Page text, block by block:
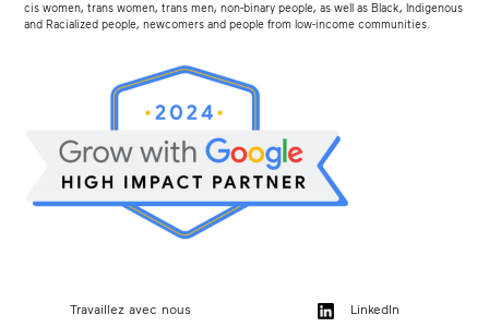
cis women, trans women, trans men, non-binary people, as well as Black, Indigenous
and Racialized people, newcomers and people from low-income communities.
Travaillez avec nous LinkedIn